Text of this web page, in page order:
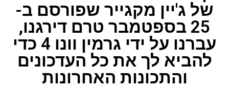
של ג'יין מקגייר שפורסם ב-
25 בספטמבר טרם דירגנו,
עברנו על ידי גרמין וונו 4 כדי
להביא לך את כל העדכונים
והתכונות האחרונות